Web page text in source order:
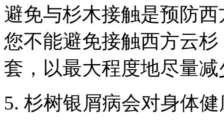
避免与杉木接触是预防
您不能避免接触西方云
套，以最大程度地尽量
5. 杉树银屑病会对身体